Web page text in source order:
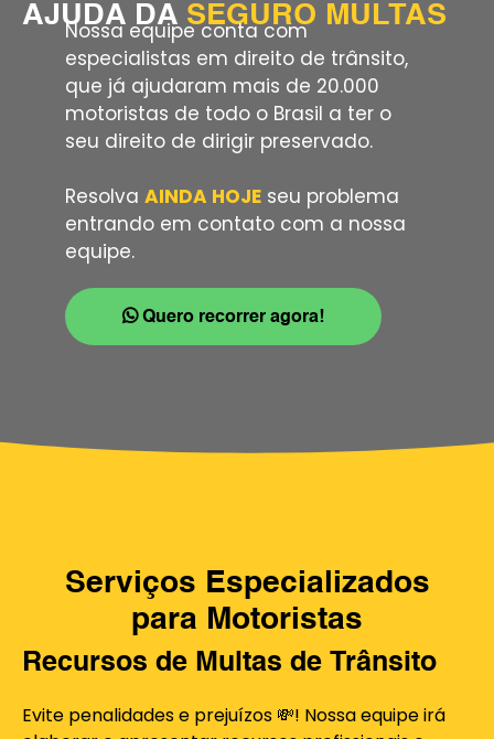
AJUDA DA SEGURO MULTAS
Nossa equipe conta com
especialistas em direito de trânsito,
que já ajudaram mais de 20.000
motoristas de todo o Brasil a ter o
seu direito de dirigir preservado.
Resolva AINDA HOJEseu problema
entrando em contato com a nossa
equipe.
Quero recorrer agora!
Serviços Especializados
para Motoristas
Recursos de Multas de Trânsito
Evite penalidades e prejuízos 💸! Nossa equipe irá